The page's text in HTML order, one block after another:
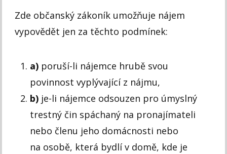
Zde občanský zákoník umožňuje nájem
vypovědět jen za těchto podmínek:
a) poruší-li nájemce hrubě svou
povinnost vyplývající z nájmu,
b) je-li nájemce odsouzen pro úmyslný
trestný čin spáchaný na pronajímateli
nebo členu jeho domácnosti nebo
na osobě, která bydlí v domě, kde je